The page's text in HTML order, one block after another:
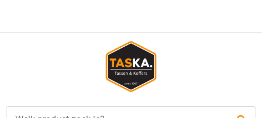
besteld, is vandaag verzonden!